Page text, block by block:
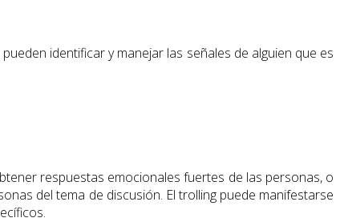
identificar y manejar las señales de alguien que es
respuestas emocionales fuertes de las personas, o
del tema de discusión. El trolling puede manifestarse